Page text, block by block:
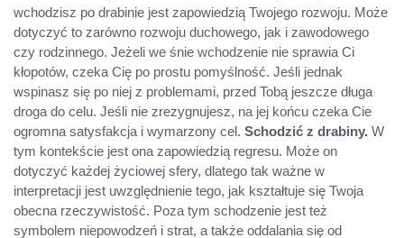
wchodzisz po drabinie jest zapowiedzią Twojego rozwoju. Może
dotyczyć to zarówno rozwoju duchowego, jak i zawodowego
czy rodzinnego. Jeżeli we śnie wchodzenie nie sprawia Ci
kłopotów, czeka Cię po prostu pomyślność. Jeśli jednak
wspinasz się po niej z problemami, przed Tobą jeszcze długa
droga do celu. Jeśli nie zrezygnujesz, na jej końcu czeka Cie
ogromna satysfakcja i wymarzony cel. Schodzić z drabiny. W
tym kontekście jest ona zapowiedzią regresu. Może on
dotyczyć każdej życiowej sfery, dlatego tak ważne w
interpretacji jest uwzględnienie tego, jak kształtuje się Twoja
obecna rzeczywistość. Poza tym schodzenie jest też
symbolem niepowodzeń i strat, a także oddalania się od